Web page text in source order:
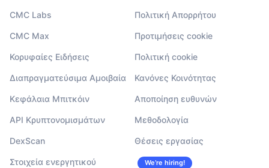
CMC Labs
CMC Max
Κορυφαίες Ειδήσεις
Διαπραγματεύσιμα Αμοιβαία
Κεφάλαια Μπιτκόιν
API Κρυπτονομισμάτων
DexScan
Στοιχεία ενεργητικού
Πολιτική Απορρήτου
Προτιμήσεις cookie
Πολιτική cookie
Κανόνες Κοινότητας
Αποποίηση ευθυνών
Μεθοδολογία
Θέσεις εργασίας
We’re hiring!